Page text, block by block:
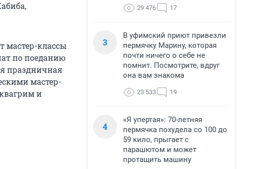
мастер-классы
по поеданию
праздничная
мастер-
и
29 476 17
3
В уфимский приют привезли
пермячку Марину, которая
почти ничего о себе не
помнит. Посмотрите, вдруг
она вам знакома
23 533 19
4
«Я упертая»: 70-летняя
пермячка похудела со 100 до
59 кило, прыгает с
парашютом и может
протащить машину